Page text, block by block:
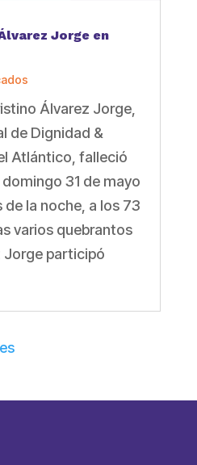
Jorge en
Álvarez Jorge,
de Dignidad &
Atlántico, falleció
31 de mayo
de la noche, a los 73
varios quebrantos
Jorge participó